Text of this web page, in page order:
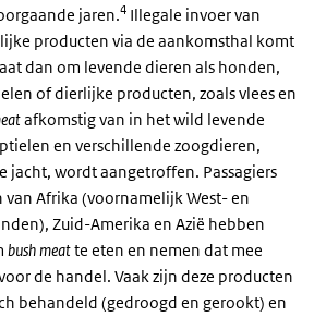
jaren.4 Illegale invoer van
producten via de aankomsthal komt
dan om levende dieren als honden,
of dierlijke producten, zoals vlees en
afkomstig van in het wild levende
en verschillende zoogdieren,
jacht, wordt aangetroffen. Passagiers
Afrika (voornamelijk West- en
Zuid-Amerika en Azië hebben
bush meatte eten en nemen dat mee
de handel. Vaak zijn deze producten
behandeld (gedroogd en gerookt) en